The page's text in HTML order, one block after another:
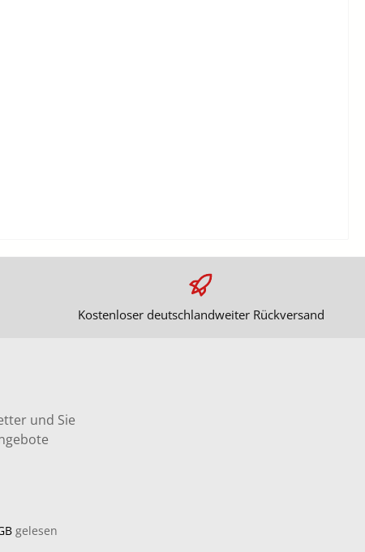
Kostenloser deutschlandweiter Rückversand
und Sie
gelesen